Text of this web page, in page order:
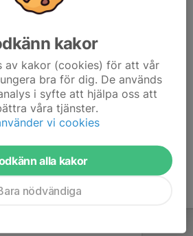
vilken storlek ni önskar i
kakor
av kakor (cookies) för att vår
bra för dig. De används
i syfte att hjälpa oss att
våra tjänster.
vi cookies
alla kakor
nödvändiga